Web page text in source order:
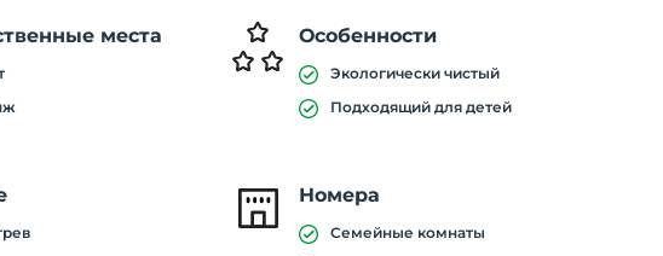
места Особенности
Экологически чистый
Подходящий для детей
Номера
Семейные комнаты